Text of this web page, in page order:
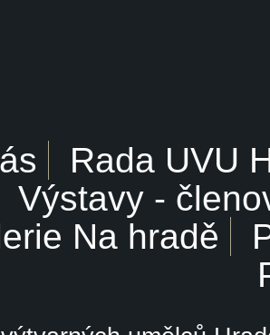
Rada UVU
Výstavy -
Na hradě